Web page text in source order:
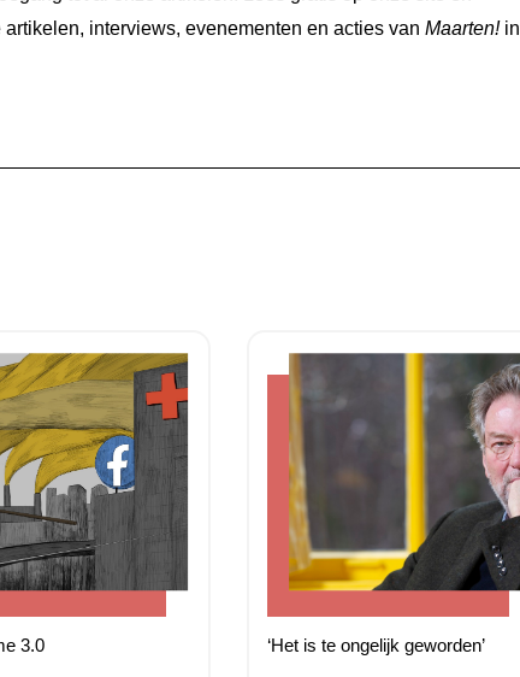
interviews, evenementen en acties van Maarten!in
3.0 ‘Het is te ongelijk geworden’